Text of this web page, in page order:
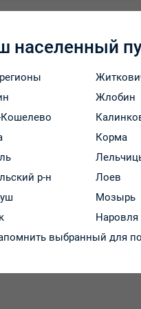
йогексол. Это
(КТ).
а в
выполнением
вены (флебография);
населенный
Кошелево
р-н
Жлобин
Корма
Лоев
Мозырь
Наровля
выбранный для